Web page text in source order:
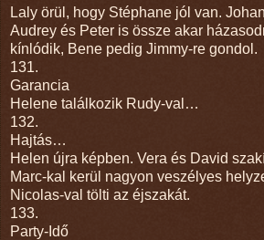
Laly örül, hogy Stéphane jól van.
Audrey és Peter is össze akar
kínlódik, Bene pedig Jimmy-re gondol.
131.
Garancia
Helene találkozik Rudy-val…
132.
Hajtás…
Helen újra képben. Vera és David
Marc-kal kerül nagyon veszélyes
Nicolas-val tölti az éjszakát.
133.
Party-Idő